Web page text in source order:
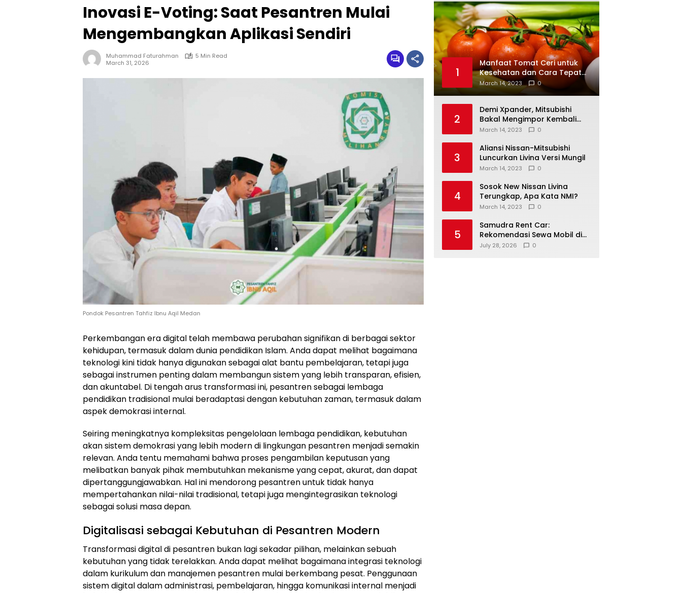
Inovasi E-Voting: Saat Pesantren Mulai
Mengembangkan Aplikasi Sendiri
Muhammad Faturahman
5 Min Read
March 31, 2026
Pondok Pesantren Tahfiz Ibnu Aqil Medan
Perkembangan era digital telah membawa perubahan signifikan di berbagai sektor
kehidupan, termasuk dalam dunia pendidikan Islam. Anda dapat melihat bagaimana
teknologi kini tidak hanya digunakan sebagai alat bantu pembelajaran, tetapi juga
sebagai instrumen penting dalam membangun sistem yang lebih transparan, efisien,
dan akuntabel. Di tengah arus transformasi ini, pesantren sebagai lembaga
pendidikan tradisional mulai beradaptasi dengan kebutuhan zaman, termasuk dalam
aspek demokrasi internal.
Seiring meningkatnya kompleksitas pengelolaan lembaga pendidikan, kebutuhan
akan sistem demokrasi yang lebih modern di lingkungan pesantren menjadi semakin
relevan. Anda tentu memahami bahwa proses pengambilan keputusan yang
melibatkan banyak pihak membutuhkan mekanisme yang cepat, akurat, dan dapat
dipertanggungjawabkan. Hal ini mendorong pesantren untuk tidak hanya
mempertahankan nilai-nilai tradisional, tetapi juga mengintegrasikan teknologi
sebagai solusi masa depan.
Digitalisasi sebagai Kebutuhan di Pesantren Modern
Transformasi digital di pesantren bukan lagi sekadar pilihan, melainkan sebuah
kebutuhan yang tidak terelakkan. Anda dapat melihat bagaimana integrasi teknologi
dalam kurikulum dan manajemen pesantren mulai berkembang pesat. Penggunaan
sistem digital dalam administrasi, pembelajaran, hingga komunikasi internal menjadi
1
Manfaat Tomat Ceri untuk
Kesehatan dan Cara Tepat
Mengonsumsinya
March 14, 2023 0
2
Demi Xpander, Mitsubishi
Bakal Mengimpor Kembali
Pajero Sport
March 14, 2023 0
3
Aliansi Nissan-Mitsubishi
Luncurkan Livina Versi Mungil
March 14, 2023 0
4
Sosok New Nissan Livina
Terungkap, Apa Kata NMI?
March 14, 2023 0
5
Samudra Rent Car:
Rekomendasi Sewa Mobil di
Bima untuk Bisnis dan Wisata
July 28, 2026 0